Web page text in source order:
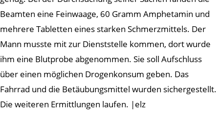
Beamten eine Feinwaage, 60 Gramm Amphetamin und
mehrere Tabletten eines starken Schmerzmittels. Der
Mann musste mit zur Dienststelle kommen, dort wurde
ihm eine Blutprobe abgenommen. Sie soll Aufschluss
über einen möglichen Drogenkonsum geben. Das
Fahrrad und die Betäubungsmittel wurden sichergestellt.
Die weiteren Ermittlungen laufen. |elz